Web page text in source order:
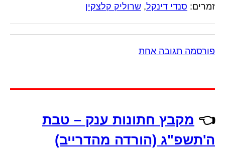
זמרים: סנדי דינקל, שרוליק קלצקין
פורסמה תגובה אחת
👈 מקבץ חתונות ענק – טבת
ה'תשפ"ג (הורדה מהדרייב)